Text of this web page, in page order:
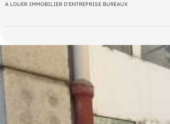
N'hésitez pas à nous contacter pour plus
- Loyer annuel : 32800 € HTHC
- Charges annuelles : 1691 € HT
- Honoraires : 15% HT à la charge du preneur
A LOUER IMMOBILIER D'ENTREPRISE BUREAUX